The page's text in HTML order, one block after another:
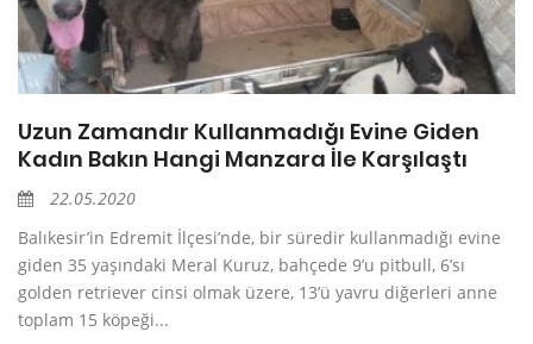
Uzun Zamandır Kullanmadığı Evine Giden
Kadın Bakın Hangi Manzara İle Karşılaştı
22.05.2020
Balıkesir’in Edremit İlçesi’nde, bir süredir kullanmadığı evine
giden 35 yaşındaki Meral Kuruz, bahçede 9’u pitbull, 6’sı
golden retriever cinsi olmak üzere, 13’ü yavru diğerleri anne
toplam 15 köpeği...